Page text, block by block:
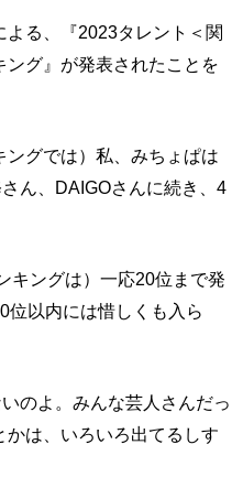
る、『2023タレント＜関
グ』が発表されたことを
ングでは）私、みちょぱは
ん、DAIGOさんに続き、4
キングは）一応20位まで発
位以内には惜しくも入ら
のよ。みんな芸人さんだっ
は、いろいろ出てるしす